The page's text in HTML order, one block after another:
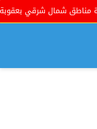
شمال شرقي بعقوبة